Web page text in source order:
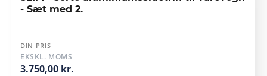
- Sæt med 2.
DIN PRIS
EKSKL. MOMS
3.750,00 kr.